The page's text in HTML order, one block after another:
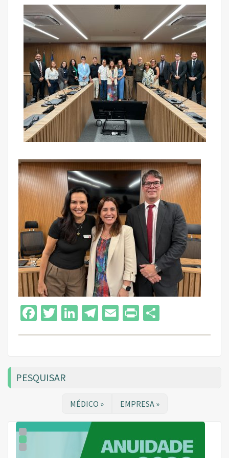
Facebook
Twitter
LinkedIn
Telegram
EmailPrint
PESQUISAR
MÉDICO » EMPRESA »
1
2